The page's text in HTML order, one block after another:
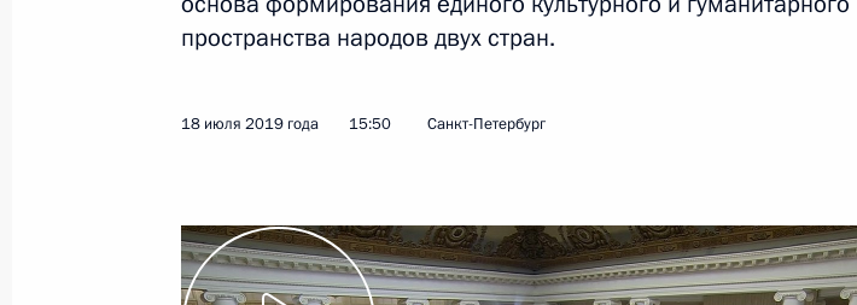
пространства народов двух стран.
18 июля 2019 года 15:50 Санкт-Петербург